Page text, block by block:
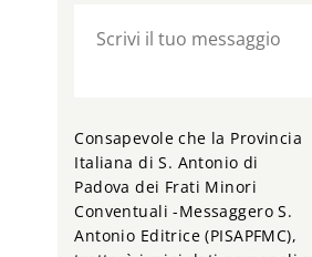
Consapevole che la Provincia
Italiana di S. Antonio di
Padova dei Frati Minori
Conventuali -Messaggero S.
Antonio Editrice (PISAPFMC),